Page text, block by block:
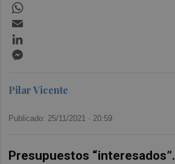
Pilar Vicente
Publicado: 25/11/2021 · 20:59
Presupuestos “interesados”.